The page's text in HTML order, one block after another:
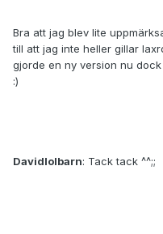
Bra att jag blev lite
till att jag inte heller gillar
gjorde en ny version nu
:)
Davidlolbarn: Tack tack ^^;;